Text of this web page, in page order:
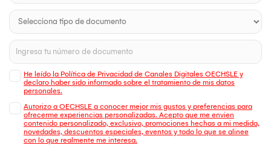
He leído la Política de Privacidad de Canales Digitales OECHSLE y
declaro haber sido informado sobre el tratamiento de mis datos
personales.
Autorizo a OECHSLE a conocer mejor mis gustos y preferencias para
ofrecerme experiencias personalizadas. Acepto que me envien
contenido personalizado, exclusivo, promociones hechas a mi medida,
novedades, descuentos especiales, eventos y todo lo que se alinee
con lo que realmente me interesa.